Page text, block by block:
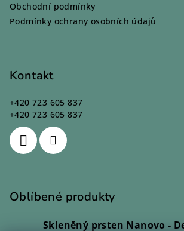
Obchodní podmínky
Podmínky ochrany osobních údajů
Kontakt
+420 723 605 837
+420 723 605 837
Oblíbené produkty
Skleněný prsten Nanovo -